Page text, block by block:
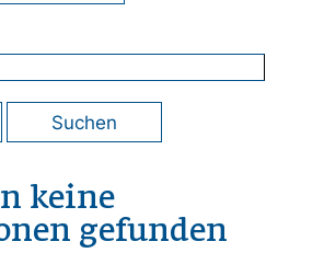
Suchen
keine
gefunden